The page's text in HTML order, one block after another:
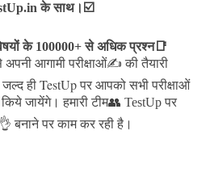
के साथ।☑️
के 100000+ से अधिक प्रश्न📑
अपनी आगामी परीक्षाओं✍️ की तैयारी
जल्द ही TestUp पर आपको सभी परीक्षाओं
जायेंगे। हमारी टीम👥 TestUp पर
पर काम कर रही है।